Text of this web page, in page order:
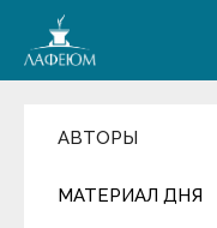
АВТОРЫ
МАТЕРИАЛ ДНЯ